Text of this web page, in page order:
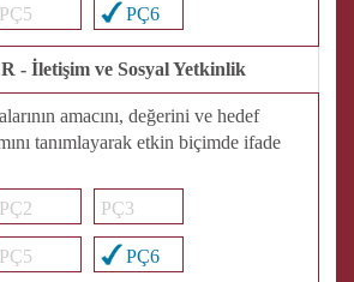
PÇ5 PÇ6
İletişim ve Sosyal Yetkinlik
amacını, değerini ve hedef
tanımlayarak etkin biçimde ifade
PÇ2 PÇ3
PÇ5 PÇ6